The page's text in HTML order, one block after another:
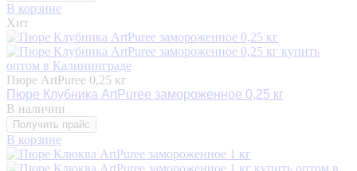
В корзине
Хит
Пюре ArtPuree 0,25 кг
Пюре Клубника ArtPuree замороженное 0,25 кг
В наличии
Получить прайс
В корзине